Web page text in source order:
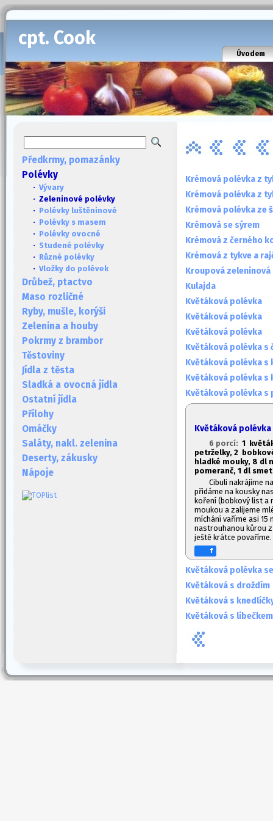
cpt. Cook
Úvodem
Předkrmy, pomazánky
Polévky
· Vývary
· Zeleninové polévky
· Polévky luštěninové
· Polévky s masem
· Polévky ovocné
· Studené polévky
· Různé polévky
· Vložky do polévek
Drůbež, ptactvo
Maso rozličné
Ryby, mušle, korýši
Zelenina a houby
Pokrmy z brambor
Těstoviny
Jídla z těsta
Sladká a ovocná jídla
Ostatní jídla
Přílohy
Omáčky
Saláty, nakl. zelenina
Deserty, zákusky
Nápoje
Krémová polévka z
Krémová polévka z
Krémová polévka ze
Krémová se sýrem
Krémová z černého
Krémová z tykve a
Kroupová zeleninová
Kulajda
Květáková polévka
Květáková polévka
Květáková polévka
Květáková polévka s
Květáková polévka s
Květáková polévka s
Květáková polévka s
Květáková
6 porcí: 1
petrželky, 2
hladké mouky, 8 dl
pomeranč, 1 dl
Cibuli nakrájíme
přidáme na kousky
koření (bobkový list a
moukou a zalijeme
míchání vaříme asi 15
nastrouhanou kůrou
ještě krátce povaříme.
f
Květáková polévka
Květáková s droždím
Květáková s
Květáková s libečkem